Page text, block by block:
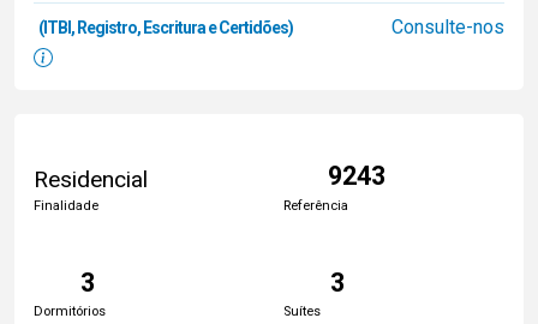
(ITBI, Registro, Escritura e Certidões) Consulte-nos
Residencial
Finalidade
9243
Referência
3
Dormitórios
3
Suítes